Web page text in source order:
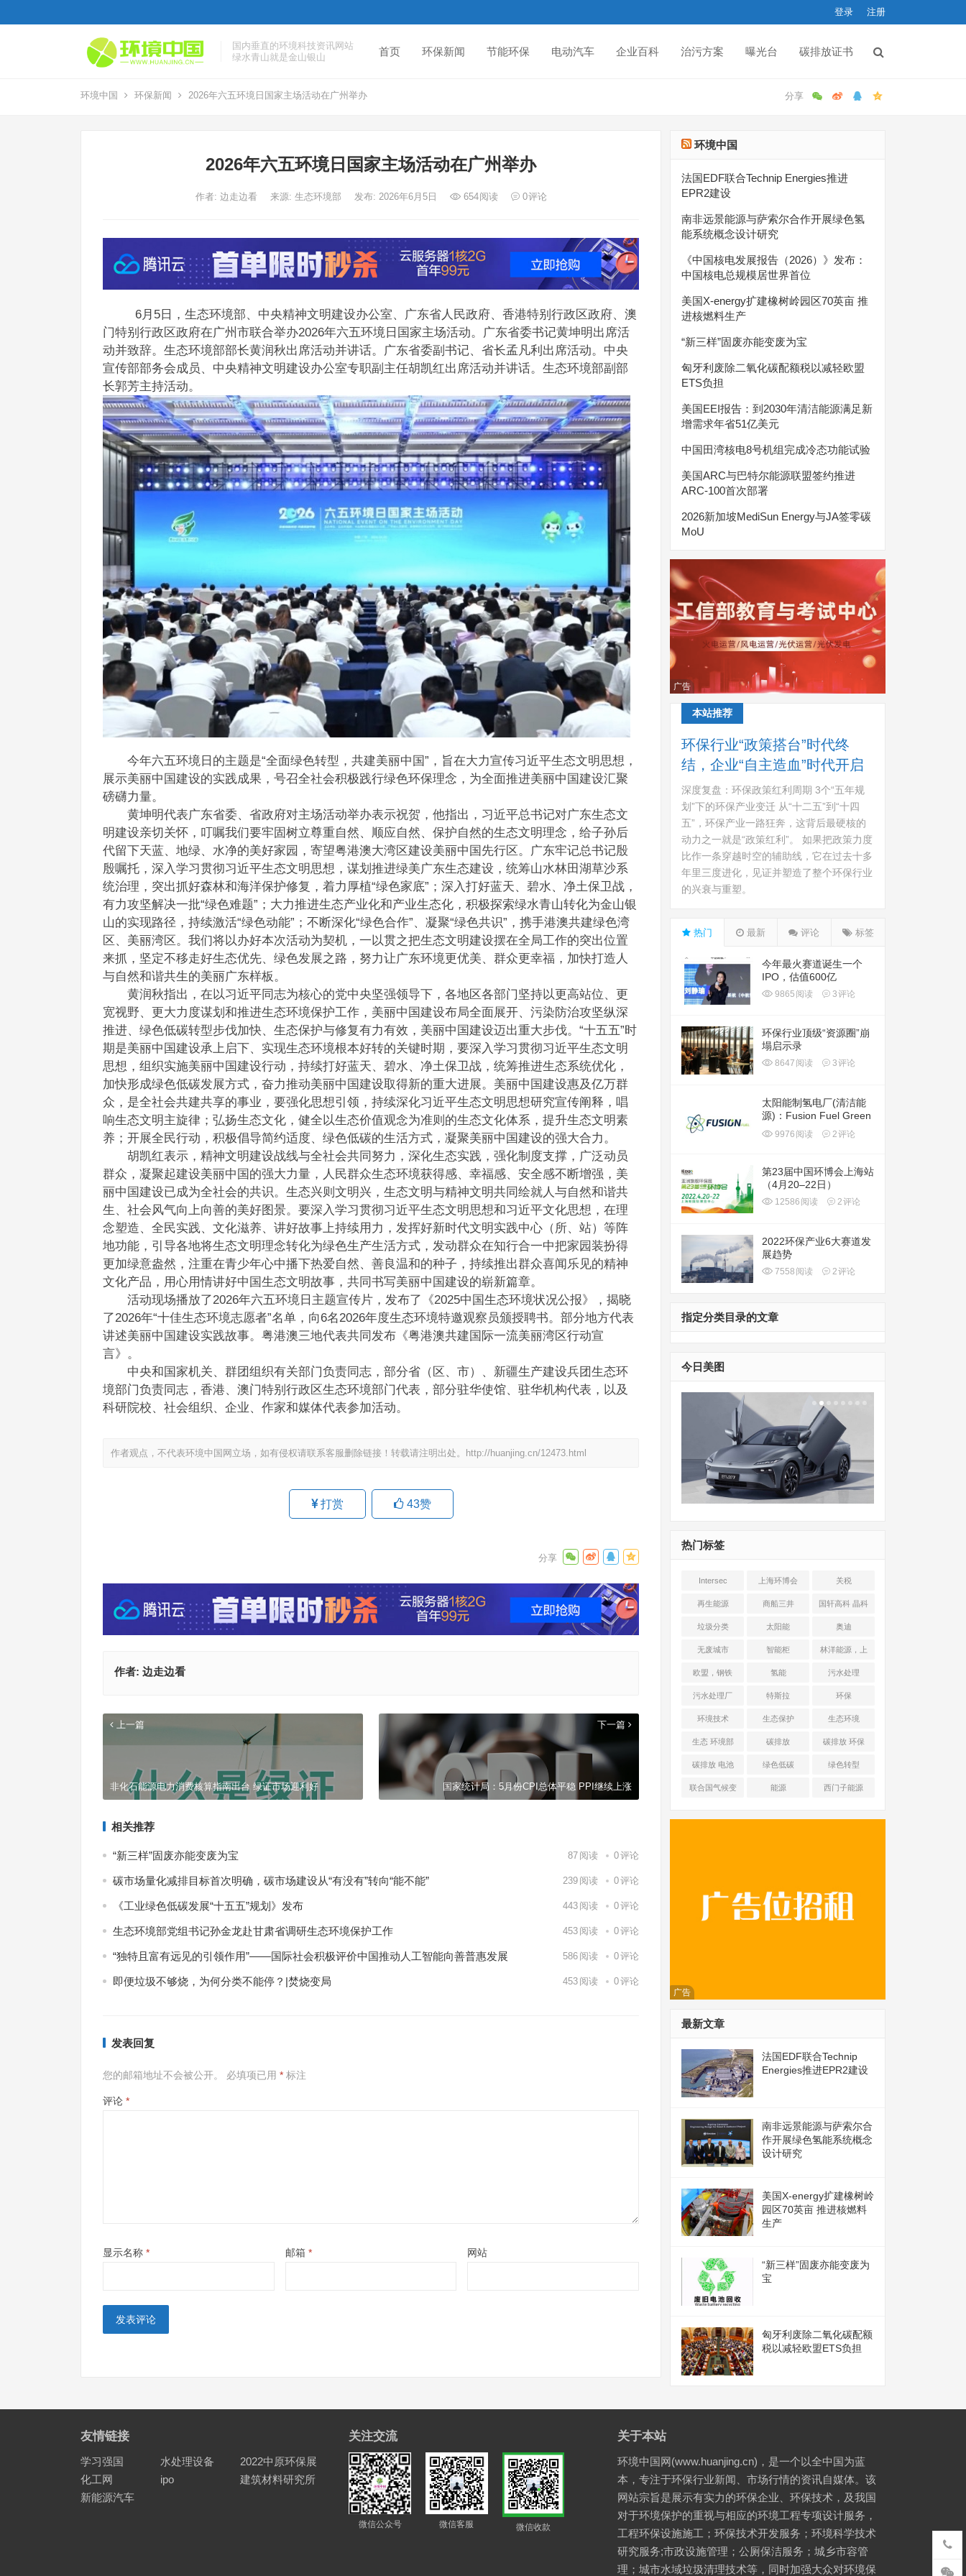
登录 注册
国内垂直的环境科技资讯网站
绿水青山就是金山银山
首页 环保新闻 节能环保 电动汽车 企业百科 治污方案 曝光台 碳排放证书
环境中国 环保新闻 2026年六五环境日国家主场活动在广州举办
2026年六五环境日国家主场活动在广州举办
作者: 边走边看 来源: 生态环境部 发布: 2026年6月5日 654阅读 0评论
6月5日，生态环境部、中央精神文明建设办公室、广东省人民政府、香港特别行政区政府、澳
门特别行政区政府在广州市联合举办2026年六五环境日国家主场活动。广东省委书记黄坤明出席活
动并致辞。生态环境部部长黄润秋出席活动并讲话。广东省委副书记、省长孟凡利出席活动。中央
宣传部部务会成员、中央精神文明建设办公室专职副主任胡凯红出席活动并讲话。生态环境部副部
长郭芳主持活动。
今年六五环境日的主题是“全面绿色转型，共建美丽中国”，旨在大力宣传习近平生态文明思想，
展示美丽中国建设的实践成果，号召全社会积极践行绿色环保理念，为全面推进美丽中国建设汇聚
磅礴力量。
黄坤明代表广东省委、省政府对主场活动举办表示祝贺，他指出，习近平总书记对广东生态文
明建设亲切关怀，叮嘱我们要牢固树立尊重自然、顺应自然、保护自然的生态文明理念，给子孙后
代留下天蓝、地绿、水净的美好家园，寄望粤港澳大湾区建设美丽中国先行区。广东牢记总书记殷
殷嘱托，深入学习贯彻习近平生态文明思想，谋划推进绿美广东生态建设，统筹山水林田湖草沙系
统治理，突出抓好森林和海洋保护修复，着力厚植“绿色家底”；深入打好蓝天、碧水、净土保卫战，
有力攻坚解决一批“绿色难题”；大力推进生态产业化和产业生态化，积极探索绿水青山转化为金山银
山的实现路径，持续激活“绿色动能”；不断深化“绿色合作”、凝聚“绿色共识”，携手港澳共建绿色湾
区、美丽湾区。我们将以办好本次活动为契机，一以贯之把生态文明建设摆在全局工作的突出位置
来抓，坚定不移走好生态优先、绿色发展之路，努力让广东环境更优美、群众更幸福，加快打造人
与自然和谐共生的美丽广东样板。
黄润秋指出，在以习近平同志为核心的党中央坚强领导下，各地区各部门坚持以更高站位、更
宽视野、更大力度谋划和推进生态环境保护工作，美丽中国建设布局全面展开、污染防治攻坚纵深
推进、绿色低碳转型步伐加快、生态保护与修复有力有效，美丽中国建设迈出重大步伐。“十五五”时
期是美丽中国建设承上启下、实现生态环境根本好转的关键时期，要深入学习贯彻习近平生态文明
思想，组织实施美丽中国建设行动，持续打好蓝天、碧水、净土保卫战，统筹推进生态系统优化，
加快形成绿色低碳发展方式，奋力推动美丽中国建设取得新的重大进展。美丽中国建设惠及亿万群
众，是全社会共建共享的事业，要强化思想引领，持续深化习近平生态文明思想研究宣传阐释，唱
响生态文明主旋律；弘扬生态文化，健全以生态价值观念为准则的生态文化体系，提升生态文明素
养；开展全民行动，积极倡导简约适度、绿色低碳的生活方式，凝聚美丽中国建设的强大合力。
胡凯红表示，精神文明建设战线与全社会共同努力，深化生态实践，强化制度支撑，广泛动员
群众，凝聚起建设美丽中国的强大力量，人民群众生态环境获得感、幸福感、安全感不断增强，美
丽中国建设已成为全社会的共识。生态兴则文明兴，生态文明与精神文明共同绘就人与自然和谐共
生、社会风气向上向善的美好图景。要深入学习贯彻习近平生态文明思想和习近平文化思想，在理
念塑造、全民实践、文化滋养、讲好故事上持续用力，发挥好新时代文明实践中心（所、站）等阵
地功能，引导各地将生态文明理念转化为绿色生产生活方式，发动群众在知行合一中把家园装扮得
更加绿意盎然，注重在青少年心中播下热爱自然、善良温和的种子，持续推出群众喜闻乐见的精神
文化产品，用心用情讲好中国生态文明故事，共同书写美丽中国建设的崭新篇章。
活动现场播放了2026年六五环境日主题宣传片，发布了《2025中国生态环境状况公报》，揭晓
了2026年“十佳生态环境志愿者”名单，向6名2026年度生态环境特邀观察员颁授聘书。部分地方代表
讲述美丽中国建设实践故事。粤港澳三地代表共同发布《粤港澳共建国际一流美丽湾区行动宣
言》。
中央和国家机关、群团组织有关部门负责同志，部分省（区、市）、新疆生产建设兵团生态环
境部门负责同志，香港、澳门特别行政区生态环境部门代表，部分驻华使馆、驻华机构代表，以及
科研院校、社会组织、企业、作家和媒体代表参加活动。
作者观点，不代表环境中国网立场，如有侵权请联系客服删除链接！转载请注明出处。 http://huanjing.cn/12473.html
打赏 43赞
作者: 边走边看
上一篇
非化石能源电力消费核算指南出台 绿证市场迎利好
下一篇
国家统计局：5月份CPI总体平稳 PPI继续上涨
相关推荐
“新三样”固废亦能变废为宝 87 阅读 0评论
碳市场量化减排目标首次明确，碳市场建设从“有没有”转向“能不能” 239 阅读 0评论
《工业绿色低碳发展“十五五”规划》发布 443 阅读 0评论
生态环境部党组书记孙金龙赴甘肃省调研生态环境保护工作 453 阅读 0评论
“独特且富有远见的引领作用”——国际社会积极评价中国推动人工智能向善普惠发展 586 阅读 0评论
即便垃圾不够烧，为何分类不能停？|焚烧变局 453 阅读 0评论
发表回复
您的邮箱地址不会被公开。 必填项已用 * 标注
评论 *
显示名称 * 邮箱 * 网站
环境中国
法国EDF联合Technip Energies推进
EPR2建设
南非远景能源与萨索尔合作开展绿色氢
能系统概念设计研究
《中国核电发展报告（2026）》发布：
中国核电总规模居世界首位
美国X-energy扩建橡树岭园区70英亩 推
进核燃料生产
“新三样”固废亦能变废为宝
匈牙利废除二氧化碳配额税以减轻欧盟
ETS负担
美国EEI报告：到2030年清洁能源满足新
增需求年省51亿美元
中国田湾核电8号机组完成冷态功能试验
美国ARC与巴特尔能源联盟签约推进
ARC-100首次部署
2026新加坡MediSun Energy与JA签零碳
MoU
广告
本站推荐
环保行业“政策搭台”时代终
结，企业“自主造血”时代开启
深度复盘：环保政策红利周期 3个“五年规
划”下的环保产业变迁 从“十二五”到“十四
五”，环保产业一路狂奔，这背后最硬核的
动力之一就是“政策红利”。 如果把政策力度
比作一条穿越时空的辅助线，它在过去十多
年里三度进化，见证并塑造了整个环保行业
的兴衰与重塑。
热门 最新 评论 标签
今年最火赛道诞生一个
IPO，估值600亿
9865 阅读 3评论
环保行业顶级“资源圈”崩
塌启示录
8647 阅读 3评论
太阳能制氢电厂(清洁能
源)：Fusion Fuel Green
plc(HTOO)
9976 阅读 2评论
第23届中国环博会上海站
（4月20–22日）
12586 阅读 2评论
2022环保产业6大赛道发
展趋势
7558 阅读 2评论
指定分类目录的文章
今日美图
热门标签
Intersec
Shanghai
上海环博会 关税
再生能源 商船三井 国轩高科 晶科
能源 光伏+储能
垃圾分类 太阳能 奥迪
无废城市 智能柜 林洋能源，上
海舜华新能源
欧盟，钢铁 氢能 污水处理
污水处理厂 特斯拉 环保
环境技术 生态保护 生态环境
生态 环境部 碳排放 碳排放 环保
碳排放 电池 绿色低碳 绿色转型
联合国气候变 能源 西门子能源
广告
最新文章
法国EDF联合Technip
Energies推进EPR2建设
南非远景能源与萨索尔合
作开展绿色氢能系统概念
设计研究
美国X-energy扩建橡树岭
园区70英亩 推进核燃料
生产
“新三样”固废亦能变废为
宝
匈牙利废除二氧化碳配额
税以减轻欧盟ETS负担
友情链接
学习强国 水处理设备
2022中原环保展
化工网
ipo
建筑材料研究所
新能源汽车
关注交流
微信公众号 微信客服 微信收款
关于本站
环境中国网(www.huanjing.cn)，是一个以全中国为蓝
本，专注于环保行业新闻、市场行情的资讯自媒体。该
网站宗旨是展示有实力的环保企业、环保技术，及我国
对于环境保护的重视与相应的环境工程专项设计服务，
工程环保设施施工；环保技术开发服务；环境科学技术
研究服务;市政设施管理；公厕保洁服务；城乡市容管
理；城市水域垃圾清理技术等，同时加强大众对环境保